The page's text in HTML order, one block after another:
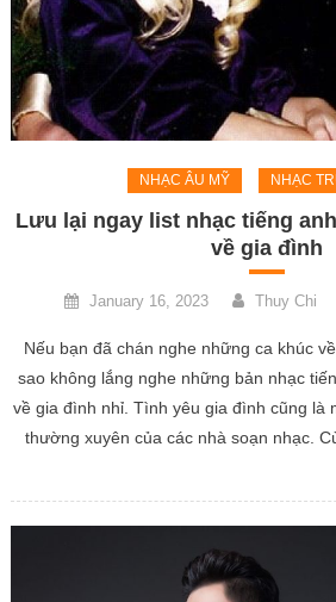
NHẠC ÂU MỸ NHẠC
Lưu lại ngay list nhạc tiếng
về gia đình
January 16, 2023 Thuy Chi
Nếu bạn đã chán nghe những ca khúc
sao không lắng nghe những bản nhạc
về gia đình nhỉ. Tình yêu gia đình cũng là
thường xuyên của các nhà soạn nhạc.